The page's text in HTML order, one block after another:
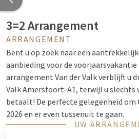
3=2 Arrangement
ARRANGEMENT
Bent u op zoek naar een
aanbieding voor de
arrangement Van der Valk verblijft u
Valk Amersfoort-A1, terwijl u slechts
betaalt! De perfecte gelegenheid om
2026 en er even tussenuit te gaan.
UW